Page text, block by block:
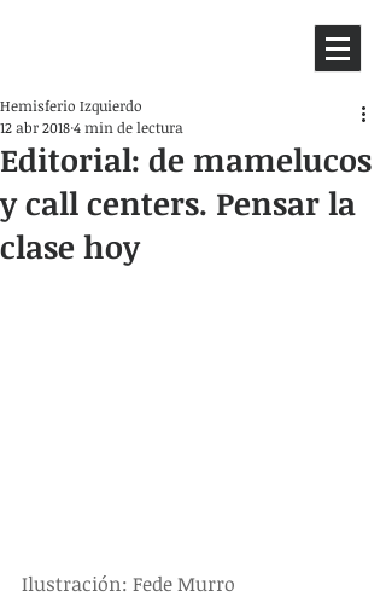
Editorial: de mamelucos
y call centers. Pensar la
clase hoy
Hemisferio Izquierdo
12 abr 20184 min de lectura
Ilustración: Fede Murro